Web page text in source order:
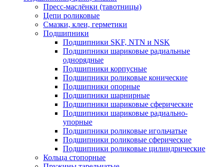
Пресс-маслёнки (тавотницы)
Цепи роликовые
Смазки, клеи, герметики
Подшипники
Подшипники SKF, NTN и NSK
Подшипники шариковые радиальные
однорядные
Подшипники корпусные
Подшипники роликовые конические
Подшипники опорные
Подшипники шарнирные
Подшипники шариковые сферические
Подшипники шариковые радиально-
упорные
Подшипники роликовые игольчатые
Подшипники роликовые сферические
Подшипники роликовые цилиндрические
Кольца стопорные